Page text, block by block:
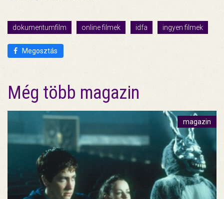
dokumentumfilm online filmek idfa ingyen filmek
Megosztás
Még több magazin
magazin